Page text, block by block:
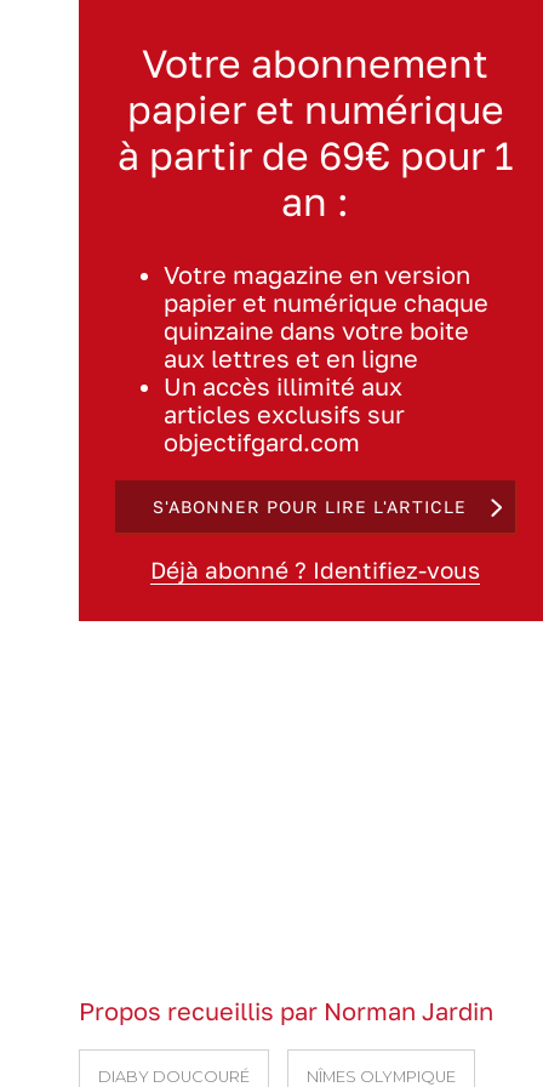
Votre abonnement
papier et numérique
à partir de 69€ pour 1
an :
Votre magazine en version
papier et numérique chaque
quinzaine dans votre boite
aux lettres et en ligne
Un accès illimité aux
articles exclusifs sur
objectifgard.com
S'ABONNER POUR LIRE L'ARTICLE
Déjà abonné ? Identifiez-vous
Propos recueillis par Norman Jardin
DIABY DOUCOURÉ NÎMES OLYMPIQUE